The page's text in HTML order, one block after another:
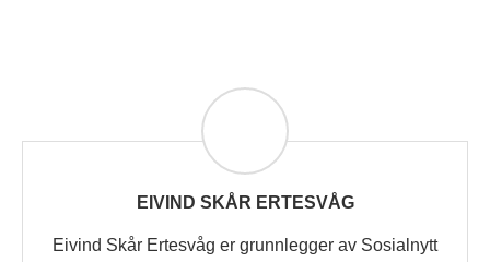
EIVIND SKÅR ERTESVÅG
Eivind Skår Ertesvåg er grunnlegger av Sosialnytt